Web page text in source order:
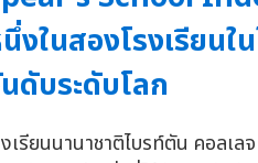
งในสองโรงเรียนใ
ดับระดับโลก
เรียนนานาชาติไบรท์ตัน คอลเล